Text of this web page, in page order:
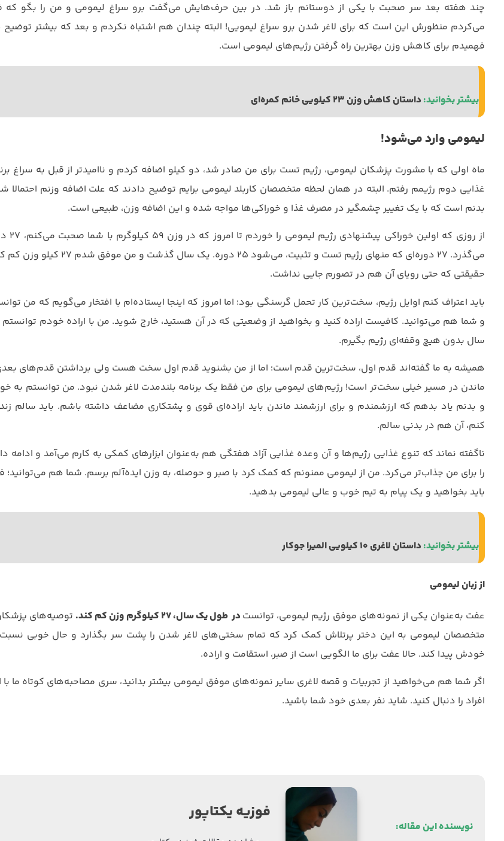
چند هفته بعد سر صحبت با یکی از دوستانم باز شد. در بین حرف‌هایش می‌گفت برو سراغ لیمومی و من را بگو که
می‌کردم منظورش این است که برای لاغر شدن برو سراغ لیمویی! البته چندان هم اشتباه نکردم و بعد که بیشتر توضیح
فهمیدم برای کاهش وزن بهترین راه گرفتن رژیم‌های لیمومی است.
بیشتر بخوانید: داستان کاهش وزن 23 کیلویی خانم کمره‌ای
لیمومی وارد می‌شود!
ماه اولی که با مشورت پزشکان لیمومی، رژیم تست برای من صادر شد، دو کیلو اضافه کردم و ناامیدتر از قبل به سراغ
غذایی دوم رژیمم رفتم. البته در همان لحظه متخصصان کاربلد لیمومی برایم توضیح دادند که علت اضافه وزنم احتمالا
بدنم است که با یک تغییر چشمگیر در مصرف غذا و خوراکی‌ها مواجه شده و این اضافه وزن، طبیعی است.
از روزی که اولین
می‌گذرد. ۲۷ دوره‌ای که منهای رژیم تست و تثبیت، می‌شود ۲۵ دوره. یک سال گذشت و من موفق
حقیقتی که حتی رویای آن هم در تصورم جایی نداشت.
باید اعتراف کنم اوایل رژیم، سخت‌ترین کار تحمل گرسنگی بود؛ اما امروز که اینجا ایستاده‌ام با افتخار می‌گویم که من
و شما هم می‌توانید. کافیست اراده کنید و بخواهید از وضعیتی که در آن هستید، خارج شوید. من با اراده خودم
سال بدون هیچ وقفه‌ای رژیم بگیرم.
همیشه به ما گفته‌اند قدم اول، سخت‌ترین قدم است؛ اما از من بشنوید قدم اول سخت هست ولی برداشتن قدم‌های
ماندن در مسیر خیلی سخت‌تر است! رژیم‌های لیمومی برای من فقط یک برنامه بلندمدت لاغر شدن نبود. من توانستم به
و بدنم یاد بدهم که ارزشمندم و برای ارزشمند ماندن باید اراده‌ای قوی و پشتکاری مضاعف داشته باشم. باید سالم
کنم، آن هم در بدنی سالم.
ناگفته نماند که تنوع غذایی رژیم‌ها و آن وعده غذایی آزاد هفتگی هم به‌عنوان ابزارهای کمکی به کارم می‌آمد و ادامه
را برای من جذاب‌تر می‌کرد. من از لیمومی ممنونم که کمک کرد با صبر و حوصله، به وزن ایده‌آلم برسم. شما هم می‌توانید؛
باید بخواهید و یک پیام به تیم خوب و عالی لیمومی بدهید.
بیشتر بخوانید: داستان لاغری 10 کیلویی المیرا جوکار
از زبان لیمومی
عفت به‌عنوان یکی از نمونه‌های موفق رژیم لیمومی، توانستدر طول یک سال، ۲۷ کیلوگرم وزن کم کند . توصیه‌های
متخصصان لیمومی به این دختر پرتلاش کمک کرد که تمام سختی‌های لاغر شدن را پشت سر بگذارد و حال خوبی
خودش پیدا کند. حالا عفت برای ما الگویی است از صبر، استقامت و اراده.
اگر شما هم می‌خواهید از تجربیات و قصه لاغری سایر نمونه‌های موفق لیمومی بیشتر بدانید، سری مصاحبه‌های کوتاه ما با
افراد را دنبال کنید. شاید نفر بعدی خود شما باشید.
نویسنده این مقاله:
فوزیه یکتاپور